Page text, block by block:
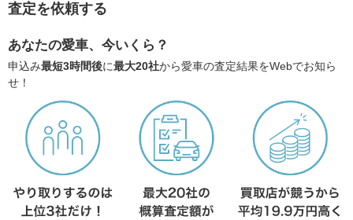
査定を依頼する
あなたの愛車、今いくら？
申込み最短3時間後に最大20社から愛車の査定結果をWebでお知ら
せ！